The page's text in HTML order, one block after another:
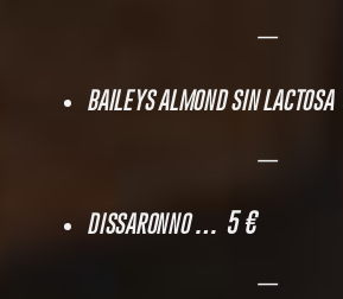
—
BAILEYS ALMOND SIN LACTOSA
—
DISSARONNO… 5 €
—